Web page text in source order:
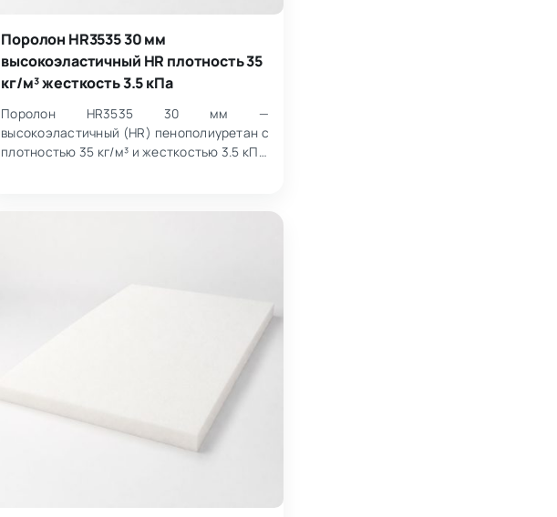
Поролон HR3535 30 мм
высокоэластичный HR плотность 35
кг/м³ жесткость 3.5 кПа
Поролон HR3535 30 мм —
высокоэластичный (HR) пенополиуретан с
плотностью 35 кг/м³ и жесткостью 3.5 кПа,